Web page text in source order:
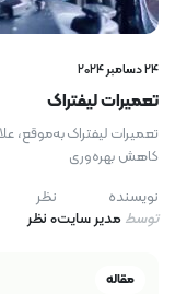
24 دسامبر 2024
تعمیرات لیفتراک
تعمیرات لیفتراک به‌موقع،
کاهش بهره‌وری
نویسنده
توسطمدیر سایت
نظر
0 نظر
مقاله